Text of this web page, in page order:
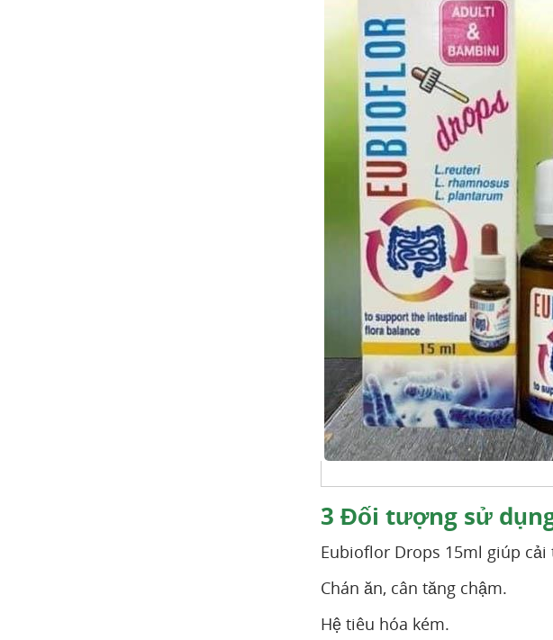
3 Đối tượng sử
Eubioflor Drops 15ml giúp cải
Chán ăn, cân tăng chậm.
Hệ tiêu hóa kém.